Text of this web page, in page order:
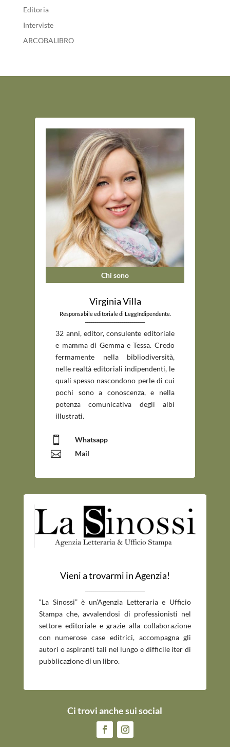
Editoria
Interviste
ARCOBALIBRO
Chi sono
Virginia Villa
Responsabile editoriale di LeggIndipendente.
_____________________________
32 anni, editor, consulente editoriale
e mamma di Gemma e Tessa. Credo
fermamente nella bibliodiversità,
nelle realtà editoriali indipendenti, le
quali spesso nascondono perle di cui
pochi sono a conoscenza, e nella
potenza comunicativa degli albi
illustrati.
 Whatsapp
 Mail
Vieni a trovarmi in Agenzia!
“La Sinossi” è un’Agenzia Letteraria e Ufficio
Stampa che, avvalendosi di professionisti nel
settore editoriale e grazie alla collaborazione
con numerose case editrici, accompagna gli
autori o aspiranti tali nel lungo e difficile iter di
pubblicazione di un libro.
Ci trovi anche sui social